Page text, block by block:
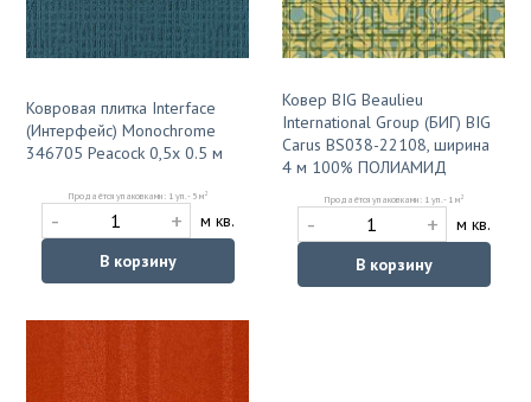
Ковровая плитка Interface
(Интерфейс) Monochrome
346705 Peacock 0,5x 0.5 м
Продаётся упаковками: 1 уп. - 5 м2
- +
м кв.
В корзину
Ковер BIG Beaulieu
International Group (БИГ) BIG
Carus BS038-22108, ширина
4 м 100% ПОЛИАМИД
Продаётся упаковками: 1 уп. - 1 м2
- +
м кв.
В корзину